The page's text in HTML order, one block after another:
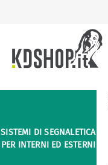
SISTEMI DI SEGNALETICA
PER INTERNI ED ESTERNI